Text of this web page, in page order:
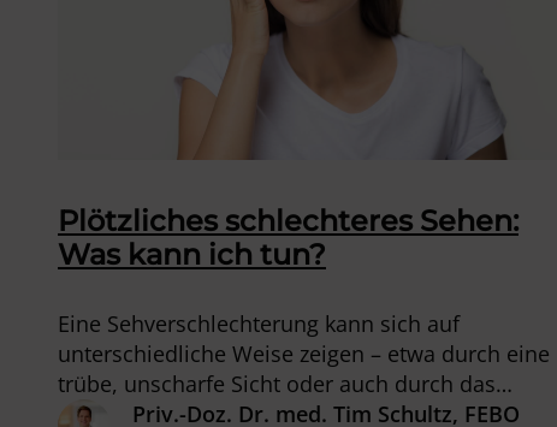
Plötzliches schlechteres Sehen:
Was kann ich tun?
Eine Sehverschlechterung kann sich auf
unterschiedliche Weise zeigen – etwa durch eine
trübe, unscharfe Sicht oder auch durch das
Sehen von Doppelbildern. Was jeweils
Priv.-Doz. Dr. med. Tim Schultz, FEBO